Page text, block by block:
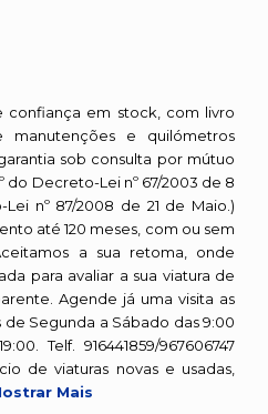
confiança em stock, com livro
manutenções e quilómetros
sob consulta por mútuo
do Decreto-Lei nº 67/2003 de 8
nº 87/2008 de 21 de Maio.)
até 120 meses, com ou sem
a sua retoma, onde
para avaliar a sua viatura de
Agende já uma visita as
de Segunda a Sábado das 9:00
Telf. 916441859/967606747
de viaturas novas e usadas,
Mais